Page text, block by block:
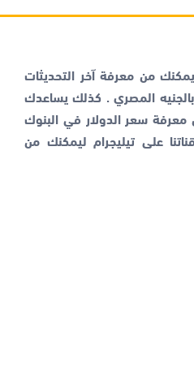
من معرفة آخر التحديثات
المصري . كذلك يساعدك
معرفة سعر الدولار في البنوك
على تيليجرام ليمكنك من